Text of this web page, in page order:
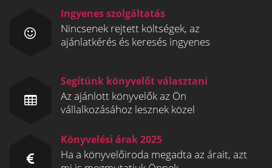
Ingyenes szolgáltatás
Nincsenek rejtett költségek, az
ajánlatkérés és keresés ingyenes
Segítünk könyvelőt választani
Az ajánlott könyvelők az Ön
vállalkozásához lesznek közel
Könyvelési árak 2025
Ha a könyvelőiroda megadta az árait, azt